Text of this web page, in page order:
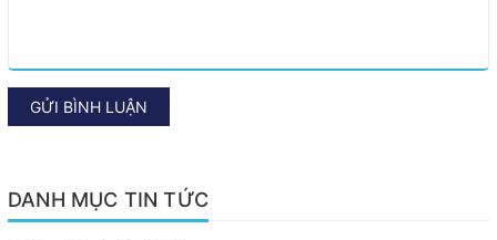
GỬI BÌNH LUẬN
DANH MỤC TIN TỨC